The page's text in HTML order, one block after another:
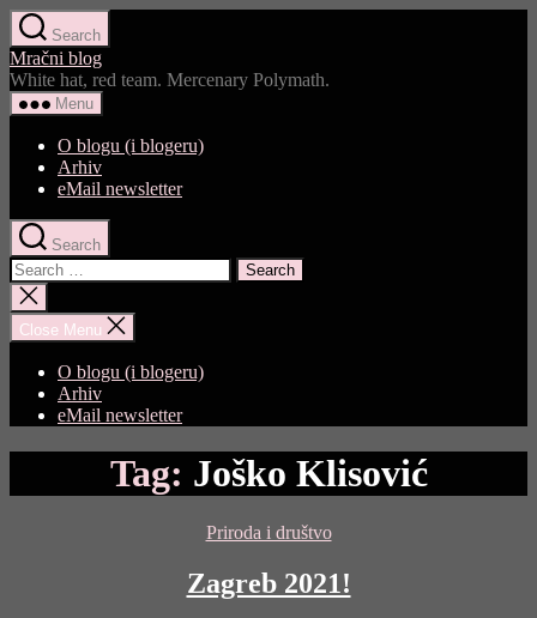
Skip
to
the
content
Search
Mračni blog
White hat, red team. Mercenary Polymath.
Menu
O blogu (i blogeru)
Arhiv
eMail newsletter
Search
Search
for:
Close
search
Close Menu
O blogu (i blogeru)
Arhiv
eMail newsletter
Tag: Joško Klisović
Categories
Priroda i društvo
Zagreb 2021!